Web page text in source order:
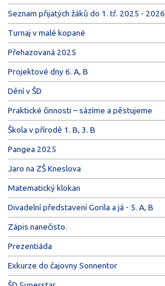
Seznam přijatých žáků do 1. tř. 2025 - 2026
Turnaj v malé kopané
Přehazovaná 2025
Projektové dny 6. A, B
Dění v ŠD
Praktické činnosti – sázíme a pěstujeme
Škola v přírodě 1. B, 3. B
Pangea 2025
Jaro na ZŠ Kneslova
Matematický klokan
Divadelní představení Gorila a já - 5. A, B
Zápis nanečisto.
Prezentiáda
Exkurze do čajovny Sonnentor